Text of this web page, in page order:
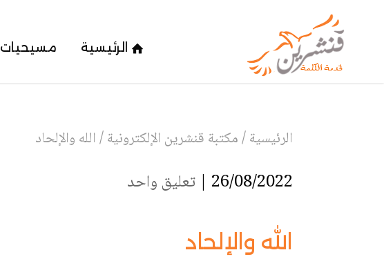
الرئيسية مسيحيات
الرئيسية/مكتبة قنشرين الإلكترونية/الله والإلحاد
26/08/2022 | تعليق واحد
الله والإلحاد